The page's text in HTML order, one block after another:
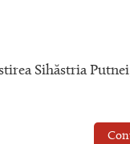
Sihăstria